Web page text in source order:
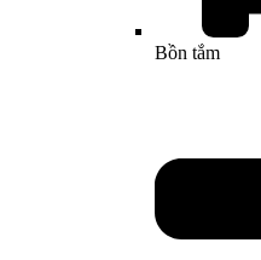
Bồn tắm